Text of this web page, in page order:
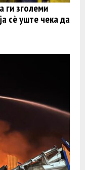
ги зголеми
сè уште чека да